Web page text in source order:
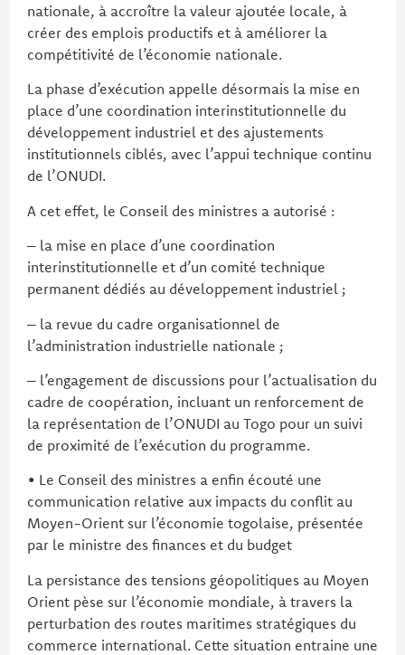
nationale, à accroître la valeur ajoutée locale, à
créer des emplois productifs et à améliorer la
compétitivité de l’économie nationale.
La phase d’exécution appelle désormais la mise en
place d’une coordination interinstitutionnelle du
développement industriel et des ajustements
institutionnels ciblés, avec l’appui technique continu
de l’ONUDI.
A cet effet, le Conseil des ministres a autorisé :
– la mise en place d’une coordination
interinstitutionnelle et d’un comité technique
permanent dédiés au développement industriel ;
– la revue du cadre organisationnel de
l’administration industrielle nationale ;
– l’engagement de discussions pour l’actualisation du
cadre de coopération, incluant un renforcement de
la représentation de l’ONUDI au Togo pour un suivi
de proximité de l’exécution du programme.
• Le Conseil des ministres a enfin écouté une
communication relative aux impacts du conflit au
Moyen-Orient sur l’économie togolaise, présentée
par le ministre des finances et du budget
La persistance des tensions géopolitiques au Moyen
Orient pèse sur l’économie mondiale, à travers la
perturbation des routes maritimes stratégiques du
commerce international. Cette situation entraine une